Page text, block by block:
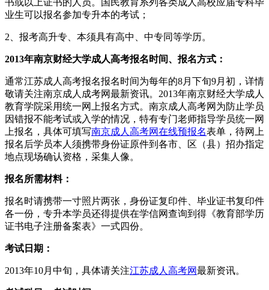
书或以上证书的人员。国民教育系列各类成人高校应届专科毕
业生可以报名参加专升本的考试；
2、报考高升专、本须具有高中、中专同等学历。
2013年南京财经大学成人高考报名时间、报名方式：
通常江苏成人高考报名报名时间为每年的8月下旬9月初，详情
敬请关注南京成人成考网最新资讯。2013年南京财经大学成人
教育学院采用统一网上报名方式。南京成人高考网为防止学员
因错报不能考试或入学的情况，特有专门老师指导学员统一网
上报名，具体可填写南京成人高考网在线预报名表单，待网上
报名后学员本人须携带身份证原件到各市、区（县）招办指定
地点现场确认资格，采集人像。
报名所需材料：
报名时请携带一寸照片两张，身份证复印件、毕业证书复印件
各一份，专升本学员还得提供在学信网查询到得《教育部学历
证书电子注册备案表》一式四份。
考试日期：
2013年10月中旬，具体请关注江苏成人高考网最新资讯。